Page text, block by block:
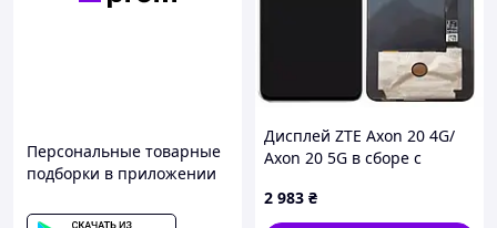
Персональные товарные
подборки в приложении
Дисплей ZTE Axon 20 4G/
Axon 20 5G в сборе с
PRC
2 983 ₴